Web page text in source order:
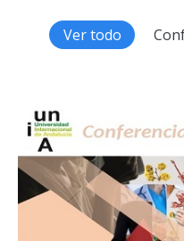
Ver todo